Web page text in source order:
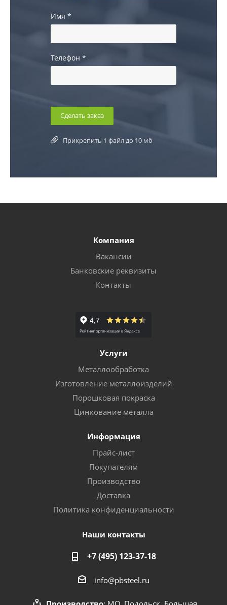
Имя *
Телефон *
Прикрепить 1 файл до 10 мб
Компания
Вакансии
Банковские реквизиты
Контакты
Услуги
Металлообработка
Изготовление металлоизделий
Порошковая покраска
Цинкование металла
Информация
Прайс-лист
Покупателям
Производство
Доставка
Политика конфиденциальности
Наши контакты
+7 (495) 123-37-18
info@pbsteel.ru